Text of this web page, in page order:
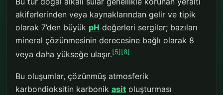
akiferlerinden veya kaynaklarından gelir ve tipik
olarak 7’den büyük pH değerleri sergiler; bazıları
mineral çözünmesinin derecesine bağlı olarak 8
veya daha yükseğe ulaşır.[5] [8]
Bu oluşumlar, çözünmüş atmosferik
karbondioksitin karbonik asit oluşturması